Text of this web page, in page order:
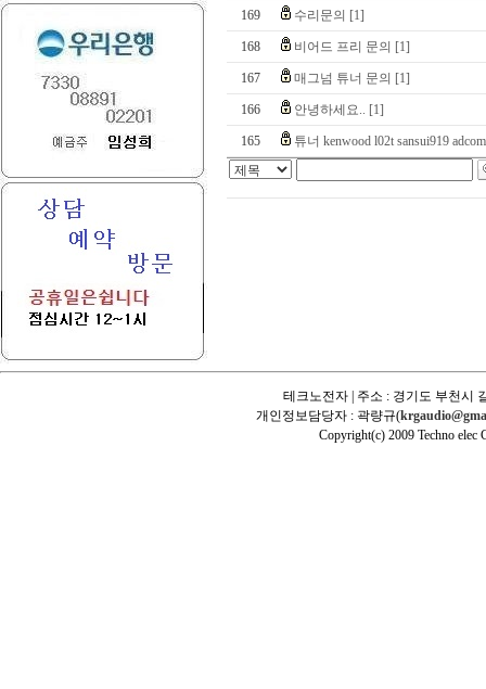
169 수리문의 [1]
168 비어드 프리 문의 [1]
167 매그넘 튜너 문의 [1]
166 안녕하세요.. [1]
165 튜너 kenwood l02t sansui919
테크노전자 | 주소 : 경기도 부천시
개인정보담당자 : 곽량규(
Copyright(c) 2009 Techno elec